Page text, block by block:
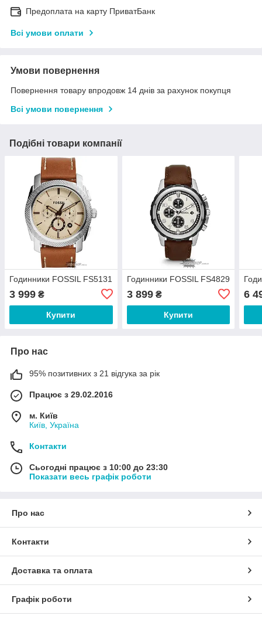
Предоплата на карту ПриватБанк
Всі умови оплати
Умови повернення
Повернення товару впродовж 14 днів за рахунок покупця
Всі умови повернення
Подібні товари компанії
Годинники FOSSIL FS5131
3 999 ₴
Купити
Годинники FOSSIL FS4829
3 899₴
Купити
6
Про нас
95% позитивних з 21 відгука за рік
Працює з 29.02.2016
м. Київ
Київ, Україна
Контакти
Сьогодні працює з 10:00 до 23:30
Показати весь графік роботи
Про нас
Контакти
Доставка та оплата
Графік роботи